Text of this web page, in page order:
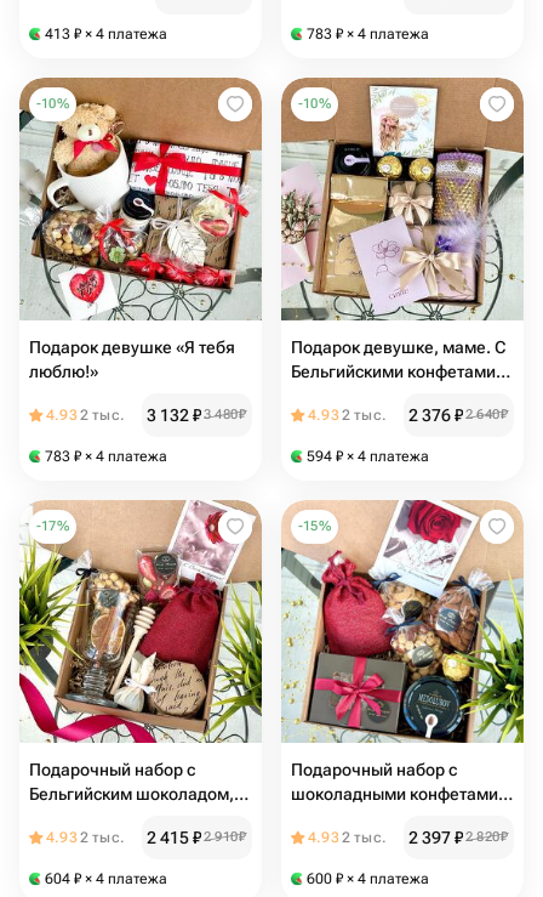
413 ₽ × 4 платежа
чаем
783 ₽ × 4 платежа
-10%
Подарок девушке «Я тебя
люблю!»
4.932 тыс. 3 132₽3 480₽
783 ₽ × 4 платежа
-10%
Подарок девушке, маме. С
Бельгийскими конфетами,
орешками в шоколаде и
4.932 тыс. 2 376₽2 640₽
594 ₽ × 4 платежа
-17%
Подарочный набор с
Бельгийским шоколадом,
чаем, медом и орешками
4.932 тыс. 2 415₽2 910₽
604 ₽ × 4 платежа
-15%
Подарочный набор с
шоколадными конфетами
чаем, орешками и медом-
4.932 тыс. 2 397₽2 820₽
600 ₽ × 4 платежа